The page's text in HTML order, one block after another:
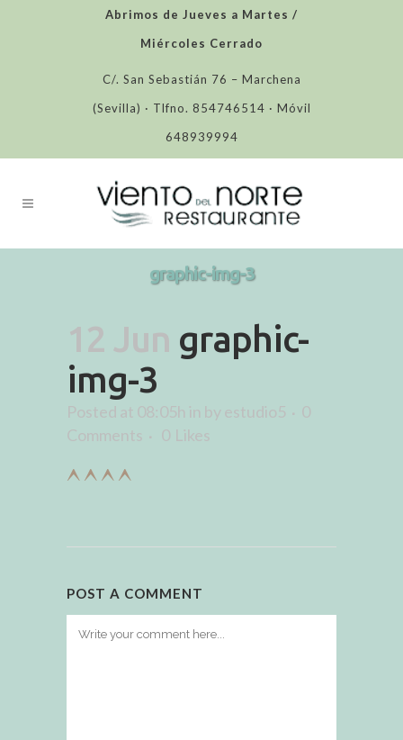
Abrimos de Jueves a Martes /
Miércoles Cerrado
C/. San Sebastián 76 – Marchena
(Sevilla) · Tlfno. 854746514 · Móvil
648939994
graphic-img-3
12 Jun graphic-
img-3
Posted at 08:05h in by estudio5
0
Comments
0 Likes
POST A COMMENT